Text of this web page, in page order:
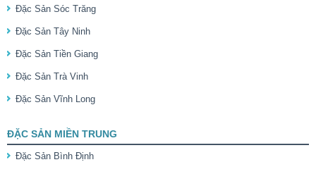
Đặc Sản Sóc Trăng
Đặc Sản Tây Ninh
Đặc Sản Tiền Giang
Đặc Sản Trà Vinh
Đặc Sản Vĩnh Long
ĐẶC SẢN MIỀN TRUNG
Đặc Sản Bình Định